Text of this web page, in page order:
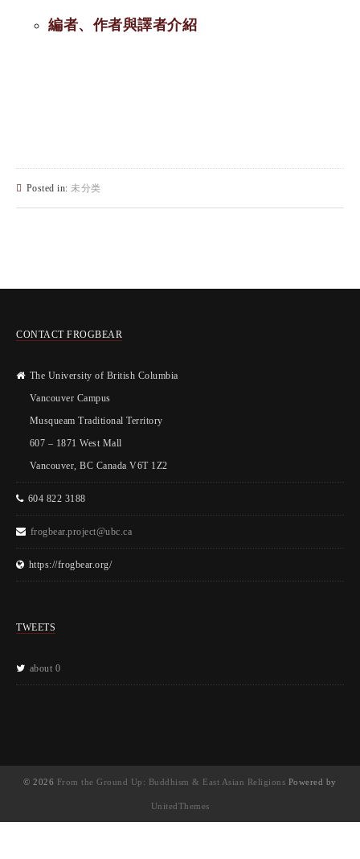
編者、作者與譯者介紹
Posted in: 未分类
CONTACT FROGBEAR
The University of British Columbia
Vancouver Campus
Musqueam Traditional Territory
607 – 1871 West Mall
Vancouver, BC Canada V6T 1Z2
604 822 3188
frogbear.project@ubc.ca
https://frogbear.org/
TWEETS
about 0
© 2026 From the Ground Up: Buddhism & East Asian Religions Powered by
UnitedThemes